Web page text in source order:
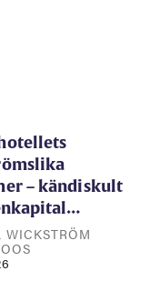
– kändiskult
WICKSTRÖM